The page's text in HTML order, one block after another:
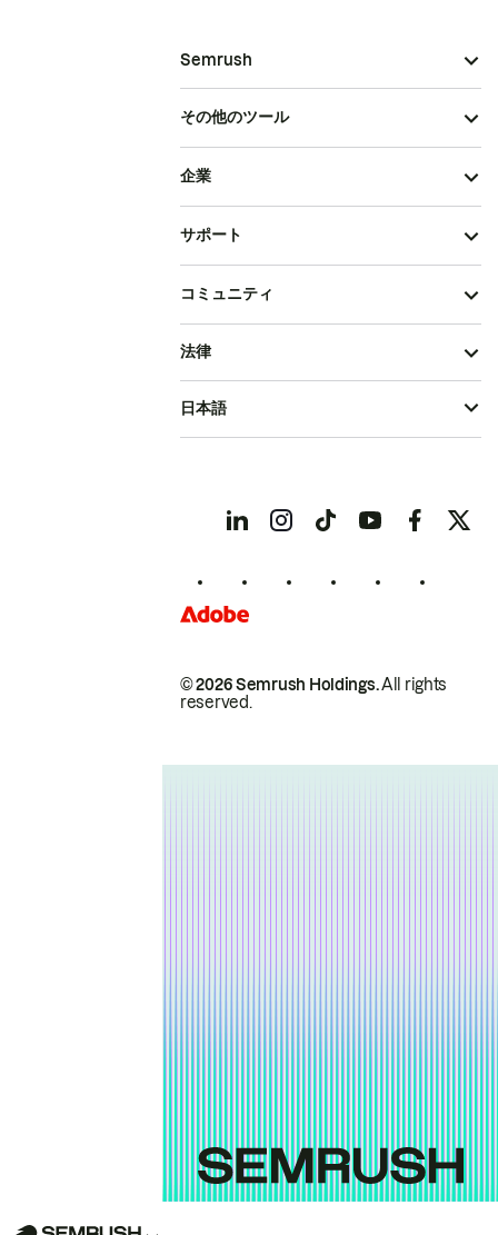
Semrush
その他のツール
企業
サポート
コミュニティ
© 2026 Semrush Holdings.All rights
reserved.
法律
日本語